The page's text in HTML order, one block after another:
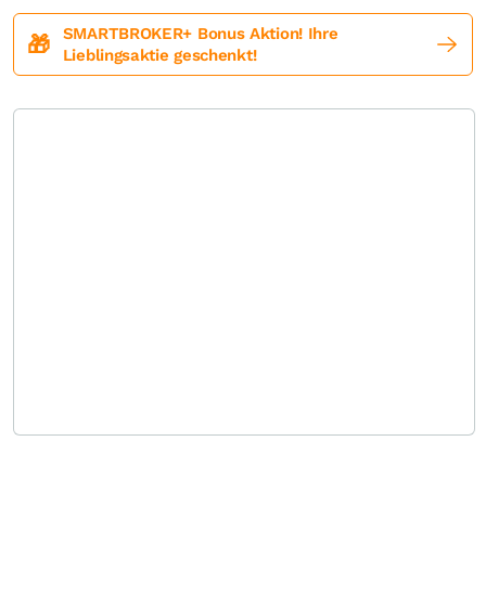
🎁
SMARTBROKER+ Bonus Aktion! Ihre
Lieblingsaktie geschenkt!